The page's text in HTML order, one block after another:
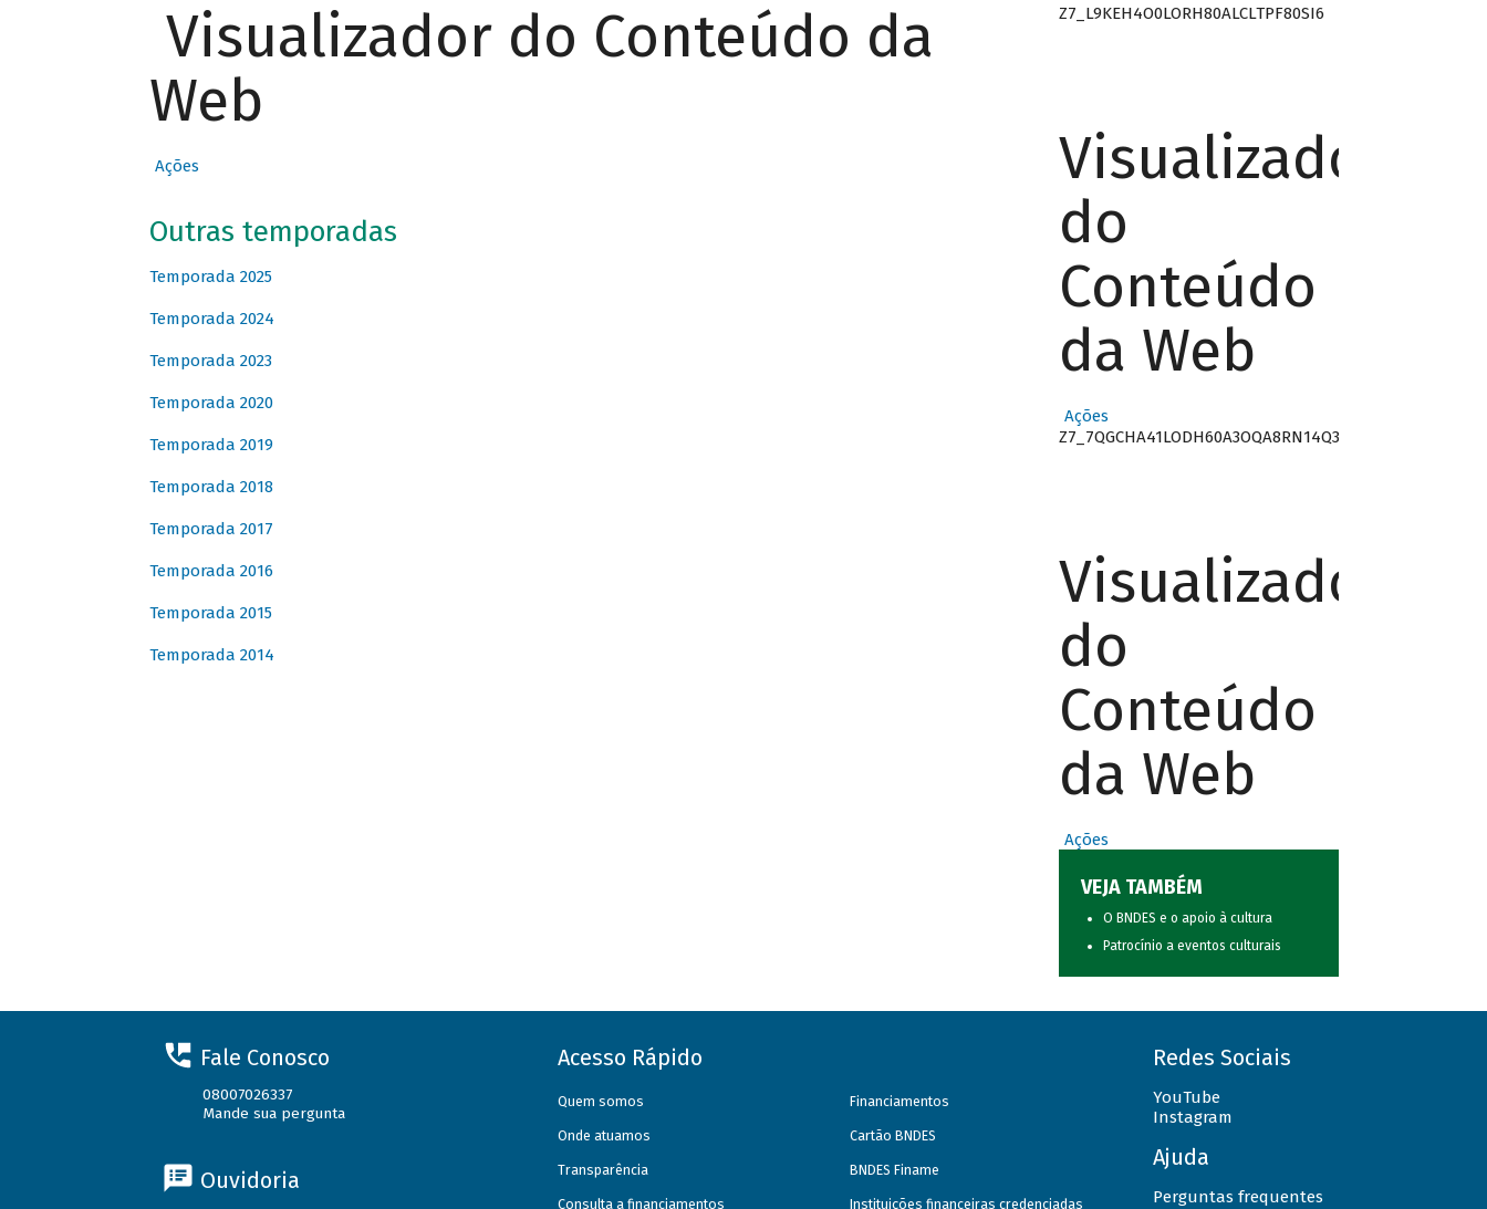
Visualizador do Conteúdo da
Web
Ações
Outras temporadas
Temporada 2025
Temporada 2024
Temporada 2023
Temporada 2020
Temporada 2019
Temporada 2018
Temporada 2017
Temporada 2016
Temporada 2015
Temporada 2014
Z7_L9KEH4O0LORH80ALCLTPF80SI6
Visualizador
do
Conteúdo
da Web
Ações
Z7_7QGCHA41LODH60A3OQA8RN14Q3
Visualizador
do
Conteúdo
da Web
Ações
VEJA TAMBÉM
O BNDES e o apoio à cultura
Patrocínio a eventos culturais
Fale Conosco
08007026337
Mande sua pergunta
Ouvidoria
Acesso Rápido
Quem somos
Onde atuamos
Transparência
Consulta a financiamentos
Financiamentos
Cartão BNDES
BNDES Finame
Instituições financeiras credenciadas
Redes Sociais
YouTube
Instagram
Ajuda
Perguntas frequentes